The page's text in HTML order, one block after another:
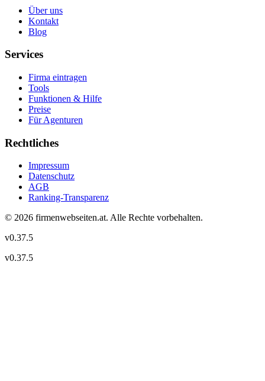
Über uns
Kontakt
Blog
Services
Firma eintragen
Tools
Funktionen & Hilfe
Preise
Für Agenturen
Rechtliches
Impressum
Datenschutz
AGB
Ranking-Transparenz
© 2026 firmenwebseiten.at. Alle Rechte vorbehalten.
v0.37.5
v0.37.5